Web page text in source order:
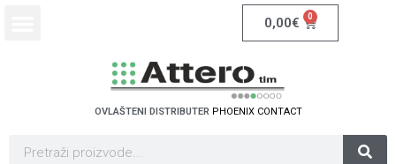
0,00€ 0
OVLAŠTENI DISTRIBUTER PHOENIX CONTACT